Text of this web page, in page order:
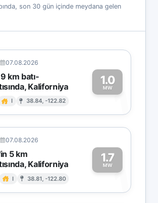
son 30 gün içinde meydana gelen
07.08.2026
km batı-
Kaliforniya
I 38.84, -122.82
1.0
MW1
07.08.2026
5 km
Kaliforniya
I 38.81, -122.80
1.7
MW1